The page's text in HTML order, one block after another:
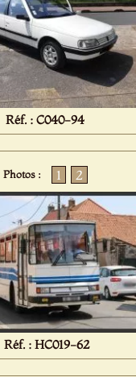
Réf. : C040-94
Photos : 1 2
Réf. : HC019-62